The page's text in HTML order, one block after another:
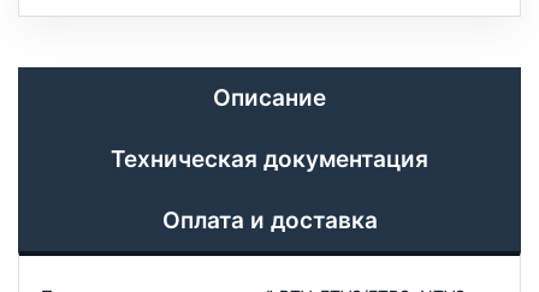
Описание
Техническая документация
Оплата и доставка